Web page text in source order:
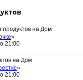
продуктов на Дом
»
21:00
на Дом
»
21:00